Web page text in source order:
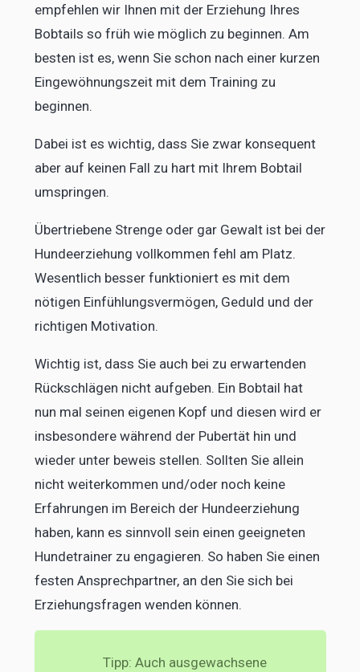
empfehlen wir Ihnen mit der Erziehung Ihres
Bobtails so früh wie möglich zu beginnen. Am
besten ist es, wenn Sie schon nach einer kurzen
Eingewöhnungszeit mit dem Training zu
beginnen.
Dabei ist es wichtig, dass Sie zwar konsequent
aber auf keinen Fall zu hart mit Ihrem Bobtail
umspringen.
Übertriebene Strenge oder gar Gewalt ist bei der
Hundeerziehung vollkommen fehl am Platz.
Wesentlich besser funktioniert es mit dem
nötigen Einfühlungsvermögen, Geduld und der
richtigen Motivation.
Wichtig ist, dass Sie auch bei zu erwartenden
Rückschlägen nicht aufgeben. Ein Bobtail hat
nun mal seinen eigenen Kopf und diesen wird er
insbesondere während der Pubertät hin und
wieder unter beweis stellen. Sollten Sie allein
nicht weiterkommen und/oder noch keine
Erfahrungen im Bereich der Hundeerziehung
haben, kann es sinnvoll sein einen geeigneten
Hundetrainer zu engagieren. So haben Sie einen
festen Ansprechpartner, an den Sie sich bei
Erziehungsfragen wenden können.
Tipp: Auch ausgewachsene